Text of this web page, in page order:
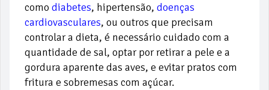
como diabetes, hipertensão, doenças
cardiovasculares, ou outros que precisam
controlar a dieta, é necessário cuidado com a
quantidade de sal, optar por retirar a pele e a
gordura aparente das aves, e evitar pratos com
fritura e sobremesas com açúcar.